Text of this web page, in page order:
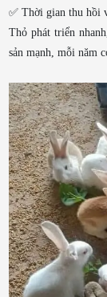
✅ Thời gian thu hồi
Thỏ phát triển
sản mạnh, mỗi năm